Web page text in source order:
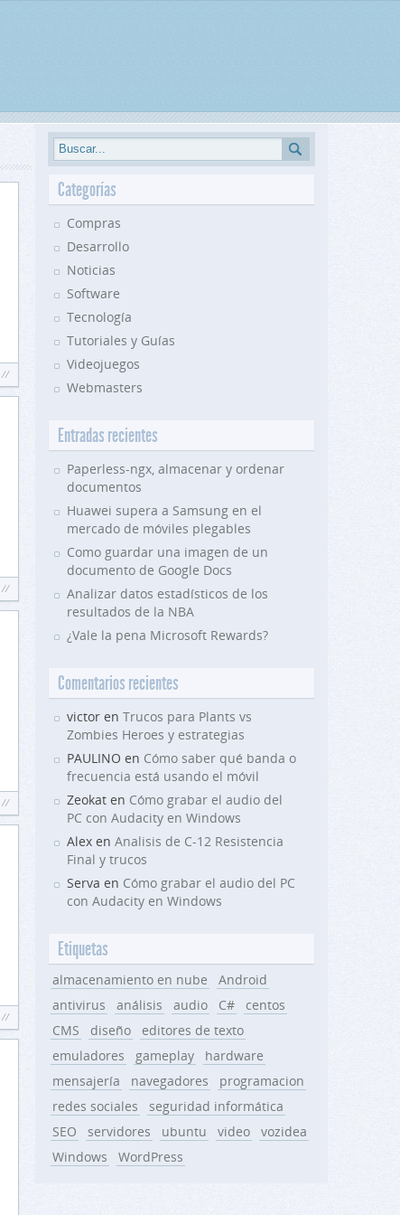
Categorías
Compras
Desarrollo
Noticias
Software
Tecnología
Tutoriales y Guías
Videojuegos
Webmasters
Entradas recientes
Paperless-ngx, almacenar y ordenar
documentos
Huawei supera a Samsung en el
mercado de móviles plegables
Como guardar una imagen de un
documento de Google Docs
Analizar datos estadísticos de los
resultados de la NBA
¿Vale la pena Microsoft Rewards?
Comentarios recientes
victor en Trucos para Plants vs
Zombies Heroes y estrategias
PAULINO en Cómo saber qué banda o
frecuencia está usando el móvil
Zeokat en Cómo grabar el audio del
PC con Audacity en Windows
Alex en Analisis de C-12 Resistencia
Final y trucos
Serva en Cómo grabar el audio del PC
con Audacity en Windows
Etiquetas
almacenamiento en nube
Android
antivirus
análisis audio C#
centos
CMS
diseño
editores de texto
emuladores
gameplay
hardware
mensajería
navegadores
programacion
redes sociales
seguridad informática
SEO
servidores ubuntu video
vozidea
Windows
WordPress